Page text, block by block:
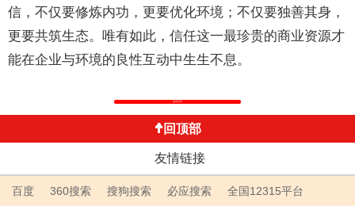
信，不仅要修炼内功，更要优化环境；不仅要独善其身，
更要共筑生态。唯有如此，信任这一最珍贵的商业资源才
能在企业与环境的良性互动中生生不息。
返回列表
回顶部
友情链接
百度 360搜索 搜狗搜索 必应搜索 全国12315平台